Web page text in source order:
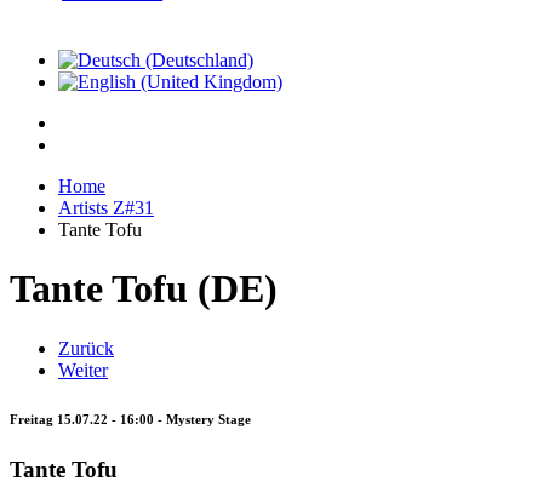
Home
Artists Z#31
Tante Tofu
Tante Tofu (DE)
Zurück
Weiter
Freitag 15.07.22 - 16:00 - Mystery Stage
Tante Tofu